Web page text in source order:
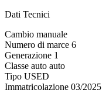
Dati Tecnici
Cambio manuale
Numero di marce 6
Generazione 1
Classe auto auto
Tipo USED
Immatricolazione 03/2025